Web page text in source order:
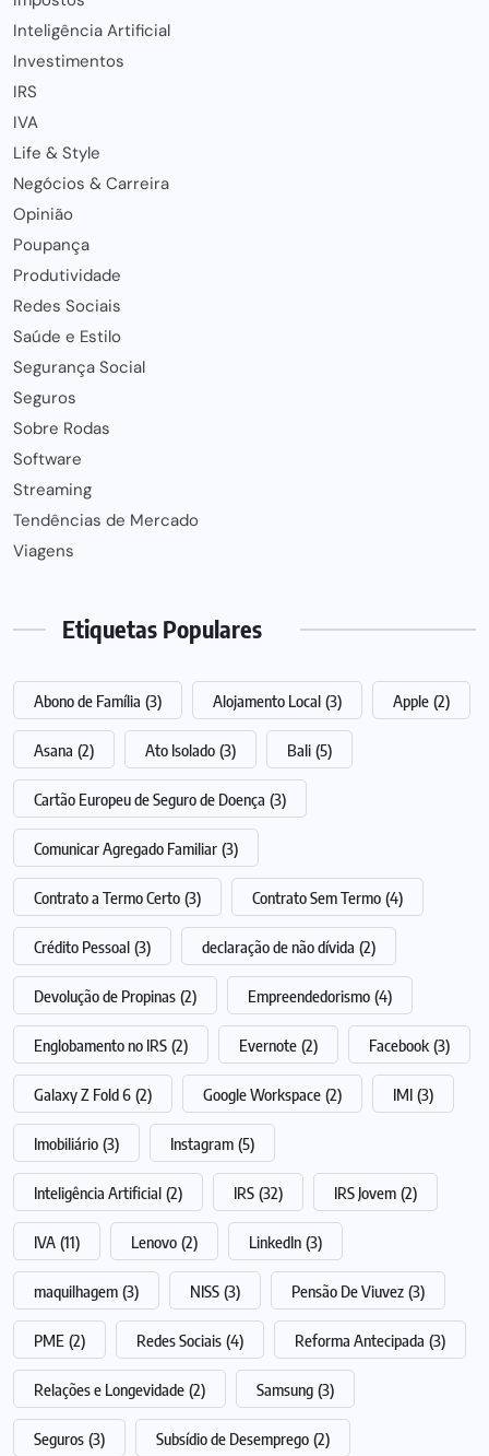
Inteligência Artificial
Investimentos
IRS
IVA
Life & Style
Negócios & Carreira
Opinião
Poupança
Produtividade
Redes Sociais
Saúde e Estilo
Segurança Social
Seguros
Sobre Rodas
Software
Streaming
Tendências de Mercado
Viagens
Etiquetas Populares
Abono de Família (3) Alojamento Local (3) Apple (2)
Asana (2) Ato Isolado (3) Bali (5)
Cartão Europeu de Seguro de Doença (3)
Comunicar Agregado Familiar (3)
Contrato a Termo Certo (3) Contrato Sem Termo (4)
Crédito Pessoal (3) declaração de não dívida (2)
Devolução de Propinas (2) Empreendedorismo (4)
Englobamento no IRS (2) Evernote (2) Facebook (3)
Galaxy Z Fold 6 (2) Google Workspace (2) IMI (3)
Imobiliário (3) Instagram (5)
Inteligência Artificial (2) IRS (32) IRS Jovem (2)
IVA (11) Lenovo (2) LinkedIn (3)
maquilhagem (3) NISS (3) Pensão De Viuvez (3)
PME (2) Redes Sociais (4) Reforma Antecipada (3)
Relações e Longevidade (2) Samsung (3)
Seguros (3) Subsídio de Desemprego (2)